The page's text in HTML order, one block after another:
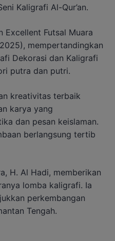
Kaligrafi Al-Qur’an.
Excellent Futsal Muara
mempertandingkan
Dekorasi dan Kaligrafi
putra dan putri.
kreativitas terbaik
karya yang
dan pesan keislaman.
berlangsung tertib
H. Al Hadi, memberikan
lomba kaligrafi. Ia
perkembangan
Tengah.